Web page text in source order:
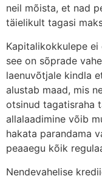
neil mõista, et nad
täielikult tagasi
Kapitalikokkulepe
see on sõprade
laenuvõtjale kindla
alustab maad, mis
otsinud tagatisraha
allalaadimine võib
hakata parandama
peaaegu kõik
Nendevahelise